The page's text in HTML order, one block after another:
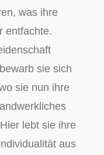
was ihre
entfachte.
sie sich
sie nun ihre
lebt sie ihre
aus